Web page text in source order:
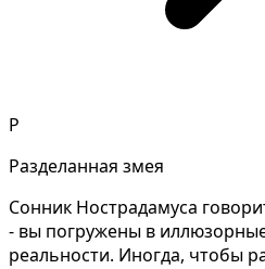
Р
Разделанная змея
Сонник Нострадамуса
- вы погружены в
реальности. Иногда, чтобы